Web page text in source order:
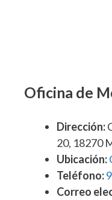
Oficina de
Dirección:
20, 18270
Ubicación:
Teléfono:
Correo